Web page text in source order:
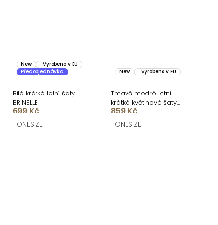
New
Vyrobeno v EU
Předobjednávka
Bílé krátké letní šaty
BRINELLE
699 Kč
ONESIZE
New Vyrobeno v EU
Tmavě modré letní
krátké květinové šaty
AMANYE s kraťásky
859 Kč
ONESIZE